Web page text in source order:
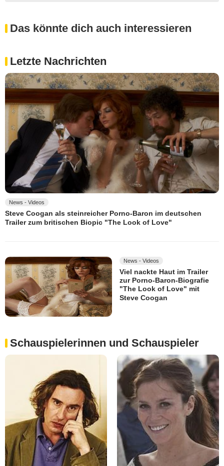
Das könnte dich auch interessieren
Letzte Nachrichten
News - Videos
Steve Coogan als steinreicher Porno-Baron im deutschen
Trailer zum britischen Biopic "The Look of Love"
News - Videos
Viel nackte Haut im Trailer
zur Porno-Baron-Biografie
"The Look of Love" mit
Steve Coogan
Schauspielerinnen und Schauspieler